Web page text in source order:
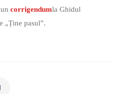
corrigendumla Ghidul
„Ține pasul”.